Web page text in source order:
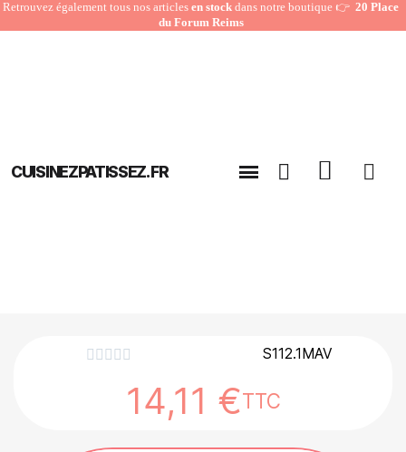
Retrouvez également tous nos articles en stock dans notre boutique 👉20 Place
du Forum Reims
CUISINEZPATISSEZ.FR
     S112.1MAV
14,11 €TTC